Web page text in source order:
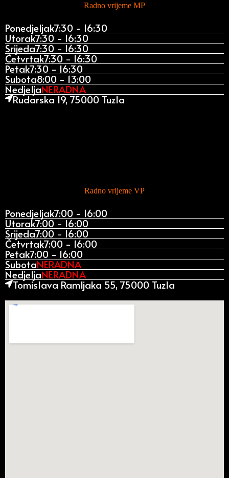
Radno vrijeme MP
Ponedjeljak7:30 - 16:30
Utorak7:30 - 16:30
Srijeda7:30 - 16:30
Četvrtak7:30 - 16:30
Petak7:30 - 16:30
Subota8:00 - 13:00
NedjeljaNERADNA
Rudarska 19, 75000 Tuzla
Radno vrijeme VP
Ponedjeljak7:00 - 16:00
Utorak7:00 - 16:00
Srijeda7:00 - 16:00
Četvrtak7:00 - 16:00
Petak7:00 - 16:00
SubotaNERADNA
NedjeljaNERADNA
Tomislava Ramljaka 55, 75000 Tuzla